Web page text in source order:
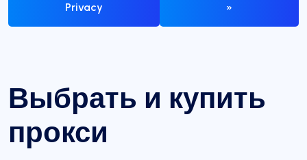
Privacy
»
Выбрать и купить
прокси